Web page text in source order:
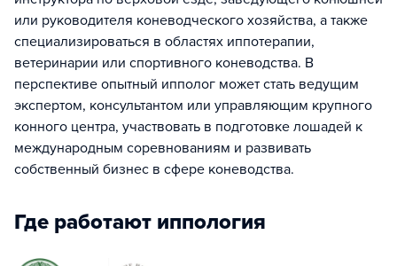
или руководителя коневодческого хозяйства, а также
специализироваться в областях иппотерапии,
ветеринарии или спортивного коневодства. В
перспективе опытный ипполог может стать ведущим
экспертом, консультантом или управляющим крупного
конного центра, участвовать в подготовке лошадей к
международным соревнованиям и развивать
собственный бизнес в сфере коневодства.
Где работают иппология